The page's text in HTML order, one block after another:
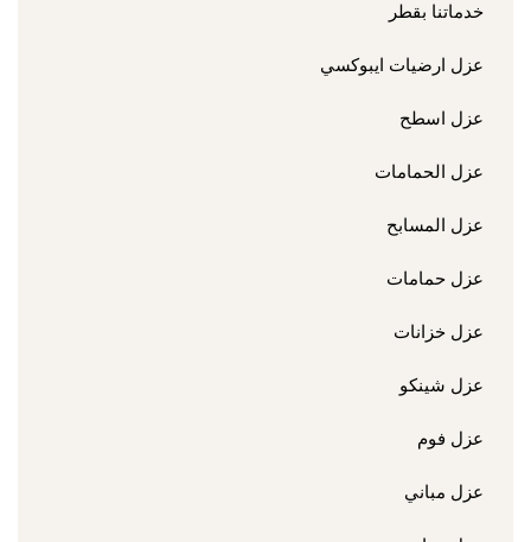
خدماتنا بقطر
عزل ارضيات ايبوكسي
عزل اسطح
عزل الحمامات
عزل المسابح
عزل حمامات
عزل خزانات
عزل شينكو
عزل فوم
عزل مباني